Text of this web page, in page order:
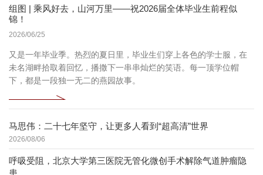
组图 | 乘风好去，山河万里——祝2026届全体毕业生前程似
锦！
2026/06/25
又是一年毕业季。热烈的夏日里，毕业生们穿上各色的学士服，在
未名湖畔拾取着回忆，播撒下一串串灿烂的笑语。每一顶学位帽
下，都是一段独一无二的燕园故事。
马思伟：二十七年坚守，让更多人看到“超高清”世界
2026/08/06
呼吸受阻，北京大学第三医院无管化微创手术解除气道肿瘤隐